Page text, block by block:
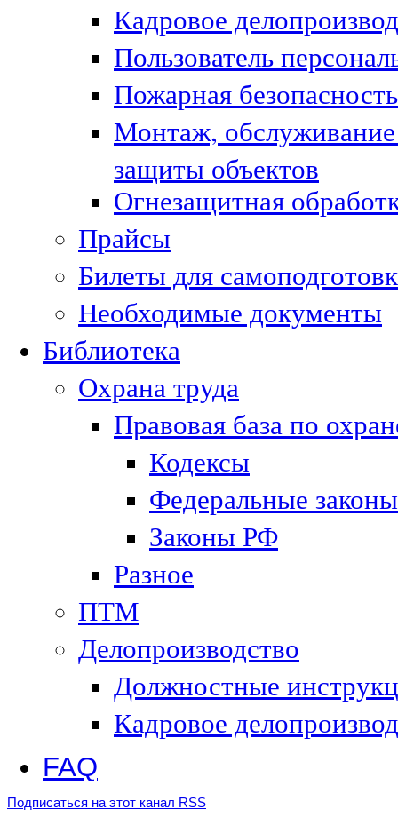
Кадровое
Пользователь
Пожарная
Монтаж,
защиты объектов
Огнезащитная
Прайсы
Билеты для
Необходимые документы
Библиотека
Охрана труда
Правовая база по
Кодексы
Федеральные законы
Законы РФ
Разное
ПТМ
Делопроизводство
Должностные
Кадровое
FAQ
Подписаться на этот канал RSS